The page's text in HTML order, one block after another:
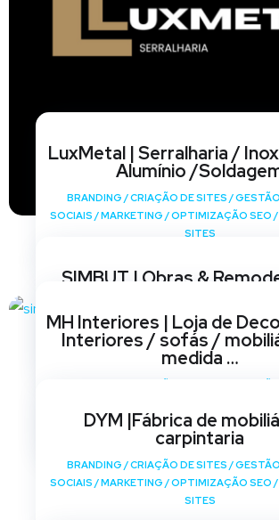
LuxMetal | Serralharia /
Alumínio /
BRANDING /CRIAÇÃO DE SITES /
SOCIAIS /MARKETING /OPTIMIZAÇÃO SEO /
SITES
SIMBUT | Obras &
SOCIAIS /MARKETING OPTIMIZAÇÃO SEO/
SITES
MH Interiores | Loja de
Interiores / sofás /
medida …
SITES
DYM |Fábrica de
carpintaria
BRANDING /CRIAÇÃO DE SITES /
SOCIAIS /MARKETING /OPTIMIZAÇÃO SEO /
SITES